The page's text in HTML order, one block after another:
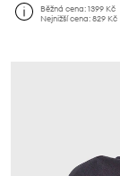
Běžná cena:1399 Kč
Nejnižší cena:829 Kč